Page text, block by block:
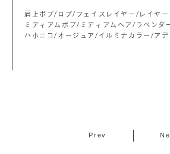
肩上ボブ/ロブ/フェイスレイヤー/レイヤー
ミディアムボブ/ミディアムヘア/ラベンダ
ハホニコ/オージュア/イルミナカラー/アデ
Prev